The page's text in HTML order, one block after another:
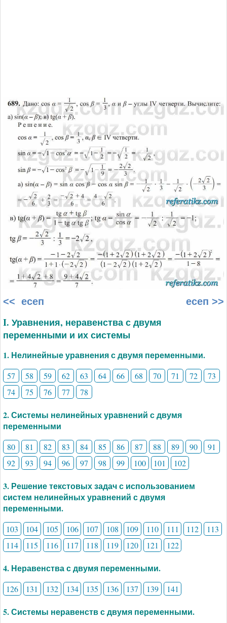
<< есеп есеп >>
I. Уравнения, неравенства с двумя
переменными и их системы
1. Нелинейные уравнения с двумя переменными.
57 58 59 62 63 64 66 68 70 71 72
73
74
75 76 77 78
2. Системы нелинейных уравнений с двумя
переменными
80 81 82 83 84 85 86 87 88 89 90
91
92
93 94 96 97 98 99 100 101 102
3. Решение текстовых задач с использованием
систем нелинейных уравнений с двумя
переменными.
103 104 105 106 107 108 109 110 111 112
113
114
115 116 117 118 119 120 121 122
4. Неравенства с двумя переменными.
126 131 132 134 135 136 137 139 141
5. Системы неравенств с двумя переменными.